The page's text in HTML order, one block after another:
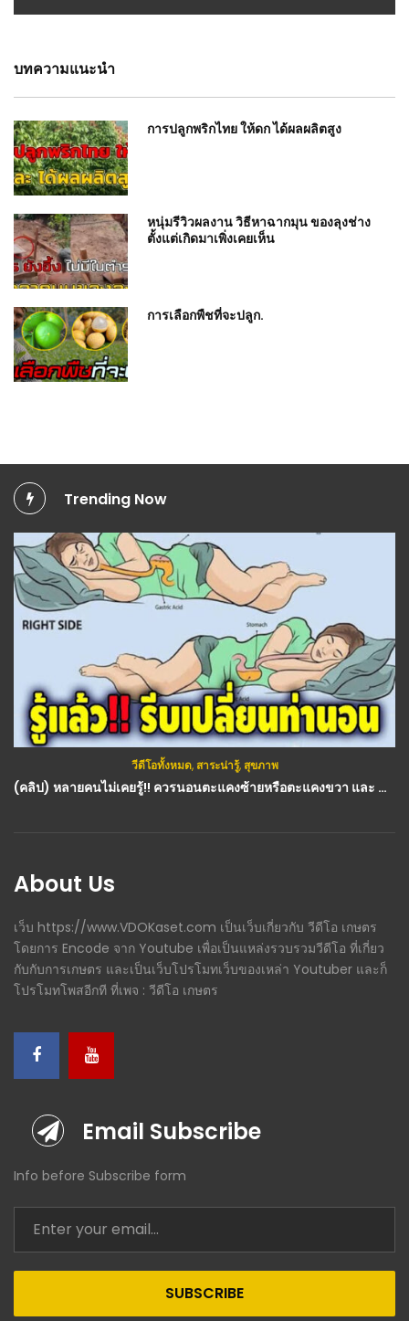
บทความแนะนำ
การปลูกพริกไทย ให้ดก ได้ผลผลิตสูง
หนุ่มรีวิวผลงาน วิธีหาฉากมุน ของลุงช่าง
ตั้งแต่เกิดมาเพิ่งเคยเห็น
การเลือกพืชที่จะปลูก.
Trending Now
วีดีโอทั้งหมด, สาระน่ารู้, สุขภาพ
(คลิป) หลายคนไม่เคยรู้!! ควรนอนตะแคงซ้ายหรือตะแคงขวา และ นี่คือ เหตุผล ว่าทำไม? : วีดีโอ เกษตร
About Us
เว็บ https://www.VDOKaset.com เป็นเว็บเกี่ยวกับ วีดีโอ เกษตร
โดยการ Encode จาก Youtube เพื่อเป็นแหล่งรวบรวมวีดีโอ ที่เกี่ยว
กับกับการเกษตร และเป็นเว็บโปรโมทเว็บของเหล่า Youtuber และก็
โปรโมทโพสอีกที ที่เพจ : วีดีโอ เกษตร
Email Subscribe
Info before Subscribe form
SUBSCRIBE